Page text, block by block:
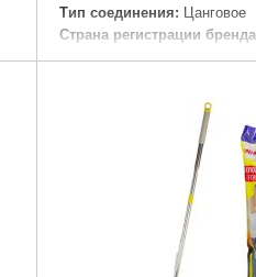
Тип соединения: Цанговое
Страна регистрации
Размеры:: 343×284×113 мм
Габариты упаковки: